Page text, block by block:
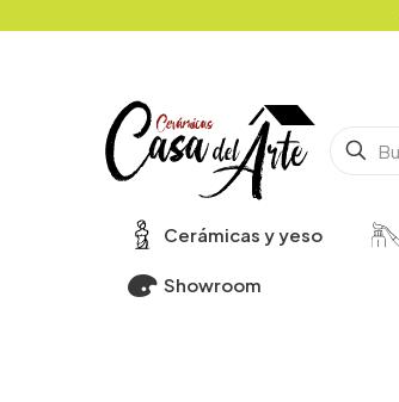
Cerámicas y yeso
Showroom